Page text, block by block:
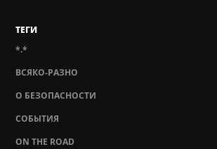
ТЕГИ
*.*
ВСЯКО-РАЗНО
О БЕЗОПАСНОСТИ
СОБЫТИЯ
ON THE ROAD